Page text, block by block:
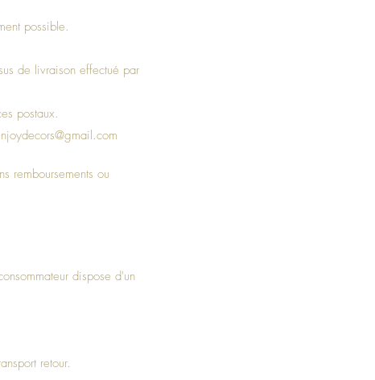
possible.
de livraison effectué par
postaux.
remboursements ou
dispose d'un
retour.